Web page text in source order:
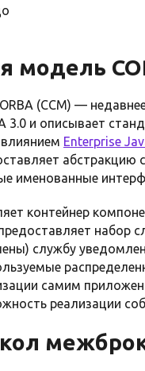
модель
(CCM) —
3.0 и описывает
Enterprise
именованные
контейнер
набор
службу
самим
реализации